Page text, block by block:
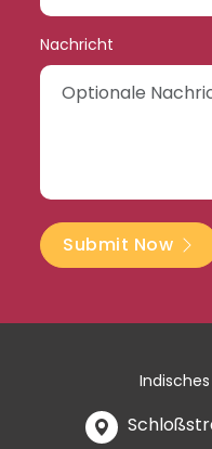
Nachricht
Submit Now